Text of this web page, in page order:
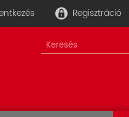
Regisztráció